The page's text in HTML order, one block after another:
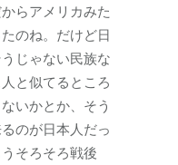
らアメリカみた
のね。だけど日
じゃない民族な
と似てるところ
いかとか、そう
のが日本人だっ
そろそろ戦後